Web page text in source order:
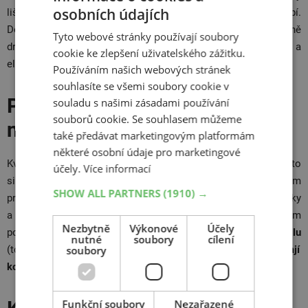
lištami pro uchycení kol, u druhého tyto lišty chybí.
Doporučujeme vždy upřednostnit kvalitnější (ovšem i nepatrně
dražší) typ s lištami, který zabrání vzájemnému tření kol a
eliminuje riziko poškrábání laku.
Pozor na zloděje! Pořiďte si
nosič se zámky
Kvalitní jízdní kolo nestojí pár korun. Zloději to dobře vědí, proto
si často přímo vyhlíží auta převážející kola. Neusnadňujte jim
práci a pořiďte si takový typ nosiče, který bude opatřený zámky
a dalšími ochrannými mechanismy. Nejvyšší míru ochrany vám
poskytnou nosiče, které se jednaksamy zamykají k automobilu
(to je časté u nosičů na tažné zařízení) a
současně zamykají
kola k nosiči
osobních údajích
Tyto webové stránky používají soubory
cookie ke zlepšení uživatelského zážitku.
Používáním našich webových stránek
souhlasíte se všemi soubory cookie v
souladu s našimi zásadami používání
souborů cookie. Se souhlasem můžeme
také předávat marketingovým platformám
některé osobní údaje pro marketingové
účely.Více informací
SHOW ALL PARTNERS(1910) →
Nezbytně
nutné
soubory
Výkonové
soubory
Účely
cílení
Funkční soubory
Nezařazené